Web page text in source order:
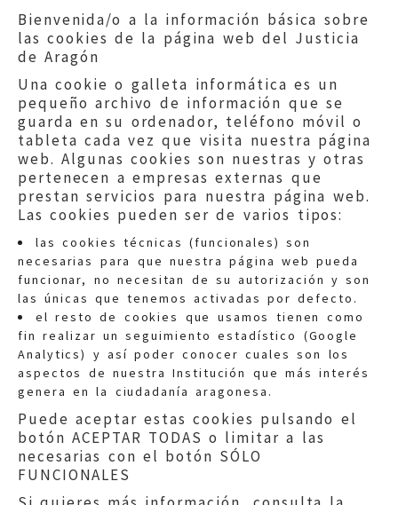
Bienvenida/o a la información básica sobre
las cookies de la página web del Justicia
de Aragón
Una cookie o galleta informática es un
pequeño archivo de información que se
guarda en su ordenador, teléfono móvil o
tableta cada vez que visita nuestra página
web. Algunas cookies son nuestras y otras
pertenecen a empresas externas que
prestan servicios para nuestra página web.
Las cookies pueden ser de varios tipos:
las cookies técnicas (funcionales) son
necesarias para que nuestra página web pueda
funcionar, no necesitan de su autorización y son
las únicas que tenemos activadas por defecto.
el resto de cookies que usamos tienen como
fin realizar un seguimiento estadístico (Google
Analytics) y así poder conocer cuales son los
aspectos de nuestra Institución que más interés
genera en la ciudadanía aragonesa.
Puede aceptar estas cookies pulsando el
botón ACEPTAR TODAS o limitar a las
necesarias con el botón SÓLO
FUNCIONALES
Quejas:quejas@eljusticiadearagon.es
Información general:
informacion@eljusticiadearagon.es
Teléfonos:900 210 210/